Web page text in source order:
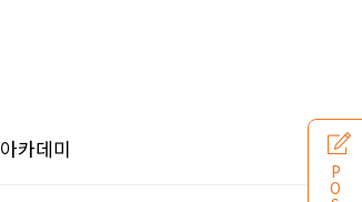
아카데미
P
O